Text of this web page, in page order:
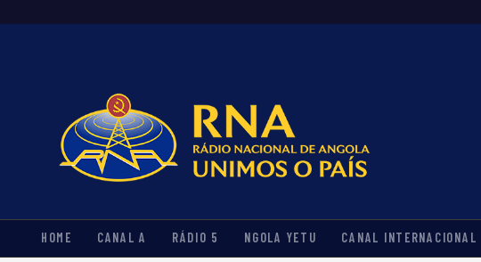
HOME CANAL A RÁDIO 5 NGOLA YETU CANAL INTERNACIONAL